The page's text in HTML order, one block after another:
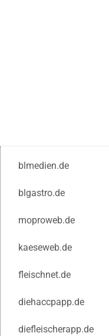
blmedien.de
blgastro.de
moproweb.de
kaeseweb.de
fleischnet.de
diehaccpapp.de
diefleischerapp.de